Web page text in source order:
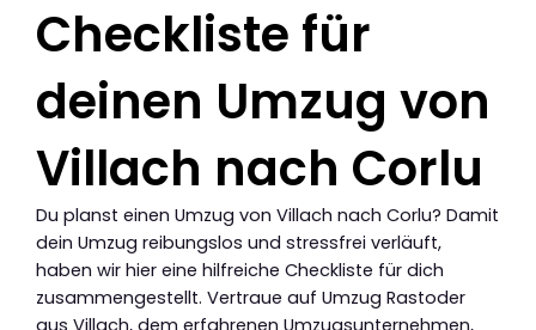
Checkliste für
deinen Umzug von
Villach nach Corlu
Du planst einen Umzug von Villach nach Corlu? Damit
dein Umzug reibungslos und stressfrei verläuft,
haben wir hier eine hilfreiche Checkliste für dich
zusammengestellt. Vertraue auf Umzug Rastoder